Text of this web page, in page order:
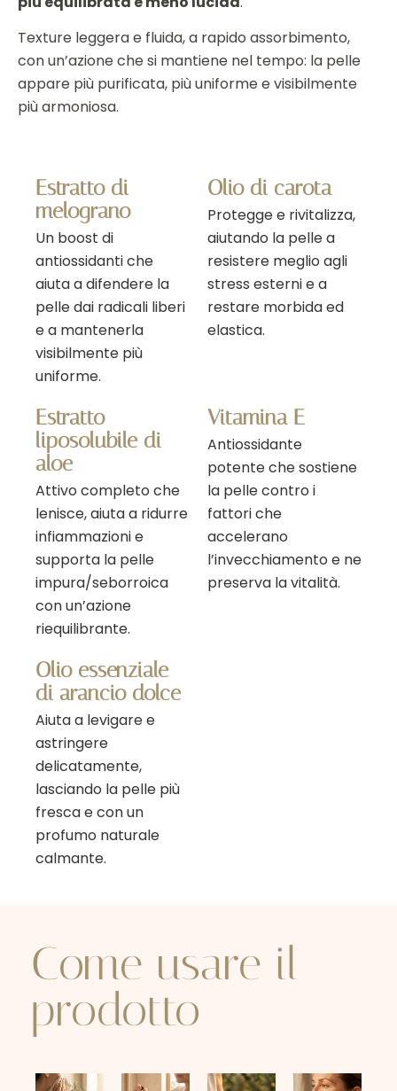
Texture leggera e fluida, a rapido assorbimento,
con un’azione che si mantiene nel tempo: la pelle
appare più purificata, più uniforme e visibilmente
più armoniosa.
Estratto di
melograno
Un boost di
antiossidanti che
aiuta a difendere la
pelle dai radicali liberi
e a mantenerla
visibilmente più
uniforme.
Olio di carota
Protegge e rivitalizza,
aiutando la pelle a
resistere meglio agli
stress esterni e a
restare morbida ed
elastica.
Estratto
liposolubile di
aloe
Attivo completo che
lenisce, aiuta a ridurre
infiammazioni e
supporta la pelle
impura/seborroica
con un’azione
riequilibrante.
Vitamina E
Antiossidante
potente che sostiene
la pelle contro i
fattori che
accelerano
l’invecchiamento e ne
preserva la vitalità.
Olio essenziale
di arancio dolce
Aiuta a levigare e
astringere
delicatamente,
lasciando la pelle più
fresca e con un
profumo naturale
calmante.
Come usare il
prodotto